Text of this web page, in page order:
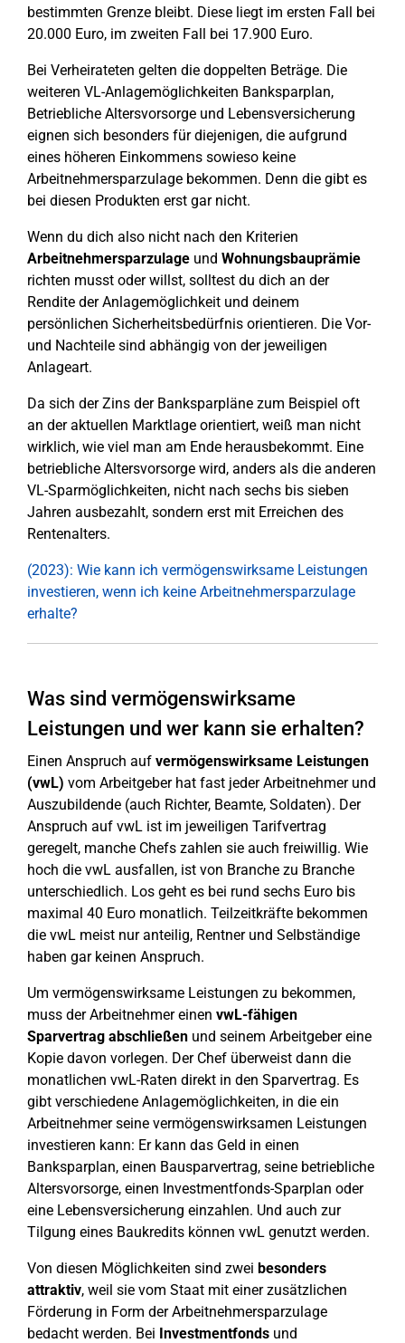
bestimmten Grenze bleibt. Diese liegt im ersten Fall bei
20.000 Euro, im zweiten Fall bei 17.900 Euro.
Bei Verheirateten gelten die doppelten Beträge. Die
weiteren VL-Anlagemöglichkeiten Banksparplan,
Betriebliche Altersvorsorge und Lebensversicherung
eignen sich besonders für diejenigen, die aufgrund
eines höheren Einkommens sowieso keine
Arbeitnehmersparzulage bekommen. Denn die gibt es
bei diesen Produkten erst gar nicht.
Wenn du dich also nicht nach den Kriterien
Arbeitnehmersparzulage und Wohnungsbauprämie
richten musst oder willst, solltest du dich an der
Rendite der Anlagemöglichkeit und deinem
persönlichen Sicherheitsbedürfnis orientieren. Die Vor-
und Nachteile sind abhängig von der jeweiligen
Anlageart.
Da sich der Zins der Banksparpläne zum Beispiel oft
an der aktuellen Marktlage orientiert, weiß man nicht
wirklich, wie viel man am Ende herausbekommt. Eine
betriebliche Altersvorsorge wird, anders als die anderen
VL-Sparmöglichkeiten, nicht nach sechs bis sieben
Jahren ausbezahlt, sondern erst mit Erreichen des
Rentenalters.
(2023): Wie kann ich vermögenswirksame Leistungen
investieren, wenn ich keine Arbeitnehmersparzulage
erhalte?
Was sind vermögenswirksame
Leistungen und wer kann sie erhalten?
Einen Anspruch auf vermögenswirksame Leistungen
(vwL) vom Arbeitgeber hat fast jeder Arbeitnehmer und
Auszubildende (auch Richter, Beamte, Soldaten). Der
Anspruch auf vwL ist im jeweiligen Tarifvertrag
geregelt, manche Chefs zahlen sie auch freiwillig. Wie
hoch die vwL ausfallen, ist von Branche zu Branche
unterschiedlich. Los geht es bei rund sechs Euro bis
maximal 40 Euro monatlich. Teilzeitkräfte bekommen
die vwL meist nur anteilig, Rentner und Selbständige
haben gar keinen Anspruch.
Um vermögenswirksame Leistungen zu bekommen,
muss der Arbeitnehmer einen vwL-fähigen
Sparvertrag abschließen und seinem Arbeitgeber eine
Kopie davon vorlegen. Der Chef überweist dann die
monatlichen vwL-Raten direkt in den Sparvertrag. Es
gibt verschiedene Anlagemöglichkeiten, in die ein
Arbeitnehmer seine vermögenswirksamen Leistungen
investieren kann: Er kann das Geld in einen
Banksparplan, einen Bausparvertrag, seine betriebliche
Altersvorsorge, einen Investmentfonds-Sparplan oder
eine Lebensversicherung einzahlen. Und auch zur
Tilgung eines Baukredits können vwL genutzt werden.
Von diesen Möglichkeiten sind zwei besonders
attraktiv, weil sie vom Staat mit einer zusätzlichen
Förderung in Form der Arbeitnehmersparzulage
bedacht werden. Bei Investmentfonds und